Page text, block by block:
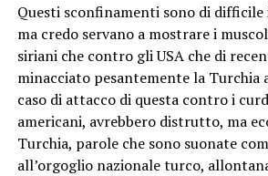
Questi sconfinamenti sono di
ma credo servano a mostrare i
siriani che contro gli USA che di
minacciato pesantemente la Turchia
caso di attacco di questa contro i
americani, avrebbero distrutto, ma
Turchia, parole che sono suonate
all’orgoglio nazionale turco,